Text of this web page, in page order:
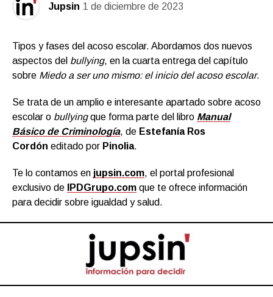
Jupsin 1 de diciembre de 2023
Tipos y fases del acoso escolar. Abordamos dos nuevos
aspectos del bullying, en la cuarta entrega del capítulo
sobre Miedo a ser uno mismo: el inicio del acoso escolar.
Se trata de un amplio e interesante apartado sobre acoso
escolar o bullyingque forma parte del libro Manual
Básico de Criminología, de Estefanía Ros
Cordón editado por Pinolia.
Te lo contamos en jupsin.com, el portal profesional
exclusivo de
IPDGrupo.com que te ofrece información
para decidir sobre igualdad y salud.